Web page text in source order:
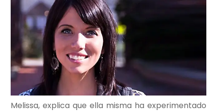
Melissa, explica que ella misma ha experimentado